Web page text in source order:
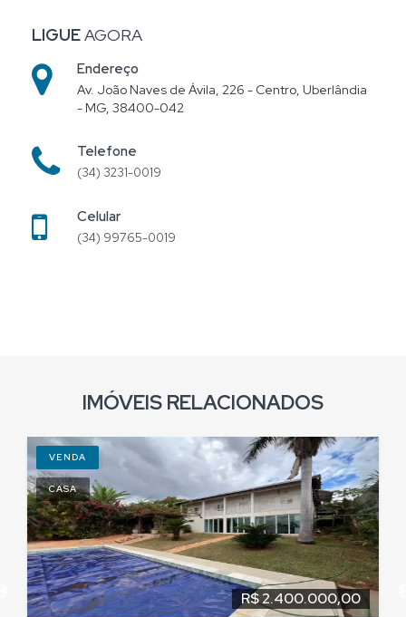
LIGUEAGORA
Endereço
Av. João Naves de Ávila, 226 - Centro, Uberlândia
- MG, 38400-042
Telefone
(34) 3231-0019
Celular
(34) 99765-0019
IMÓVEIS RELACIONADOS
VENDA
CASA
R$ 3.400.000,00